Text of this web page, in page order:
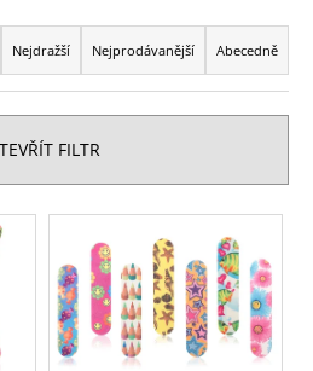
Nejdražší Nejprodávanější Abecedně
FILTR